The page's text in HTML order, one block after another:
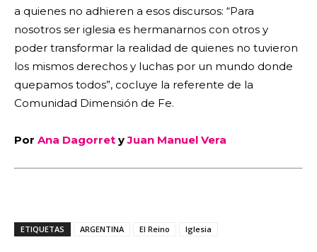
a quienes no adhieren a esos discursos: “Para
nosotros ser iglesia es hermanarnos con otros y
poder transformar la realidad de quienes no tuvieron
los mismos derechos y luchas por un mundo donde
quepamos todos”, cocluye la referente de la
Comunidad Dimensión de Fe.
Por Ana Dagorret yJuan Manuel Vera
ETIQUETAS ARGENTINA El Reino Iglesia